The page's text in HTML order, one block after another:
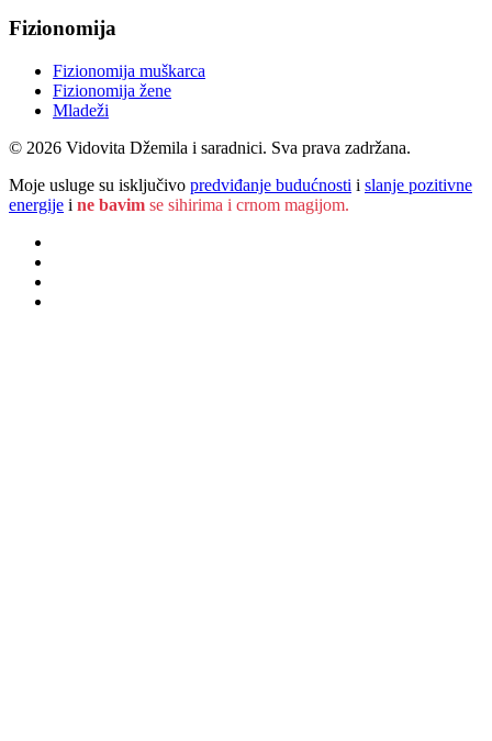
Fizionomija
Fizionomija muškarca
Fizionomija žene
Mladeži
© 2026 Vidovita Džemila i saradnici. Sva prava zadržana.
Moje usluge su isključivo predviđanje budućnosti i slanje pozitivne
energije i ne bavim se sihirima i crnom magijom.